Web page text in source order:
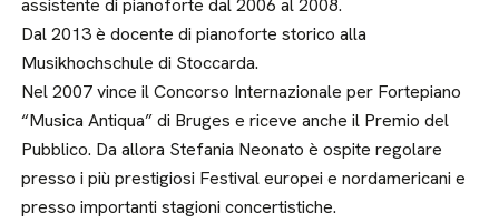
assistente di pianoforte dal 2006 al 2008.
Dal 2013 è docente di pianoforte storico alla
Musikhochschule di Stoccarda.
Nel 2007 vince il Concorso Internazionale per Fortepiano
“Musica Antiqua” di Bruges e riceve anche il Premio del
Pubblico. Da allora Stefania Neonato è ospite regolare
presso i più prestigiosi Festival europei e nordamericani e
presso importanti stagioni concertistiche.